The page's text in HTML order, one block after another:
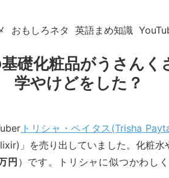
おもしろネタ 英語まめ知識
礎化粧品がうさんく
学やけどをした？
トリシャ・ペイタス(Trisha
」を売り出していました。化粧水
円 ）です。トリシャに似つかわし